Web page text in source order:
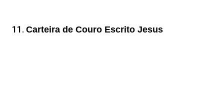
11. Carteira de Couro Escrito Jesus